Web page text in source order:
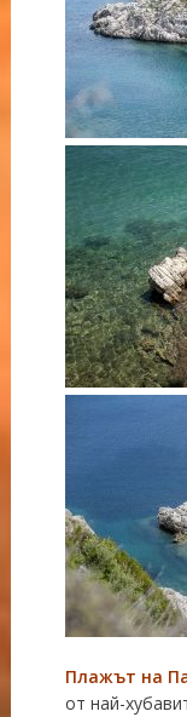
Плажът на
от най-